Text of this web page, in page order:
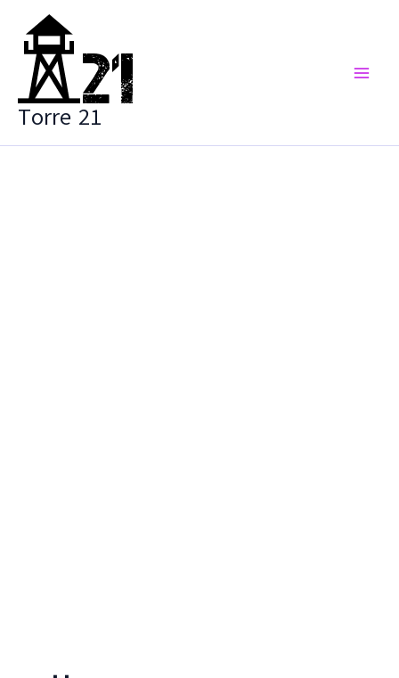
contenuto
Torre 21